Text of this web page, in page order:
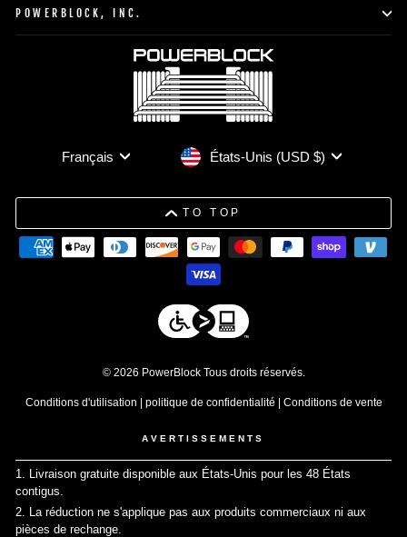
POWERBLOCK, INC.
Langue
Français DeviseÉtats-Unis (USD $)
TO TOP
© 2026 PowerBlock Tous droits réservés.
Conditions d'utilisation | politique de confidentialité | Conditions de vente
AVERTISSEMENTS
1. Livraison gratuite disponible aux États-Unis pour les 48 États
contigus.
2. La réduction ne s'applique pas aux produits commerciaux ni aux
pièces de rechange.